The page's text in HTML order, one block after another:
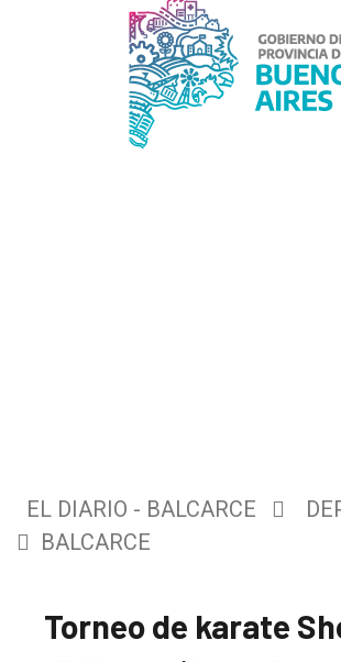
El
EL DIARIO - BALCARCE
BALCARCE
Torneo de karate